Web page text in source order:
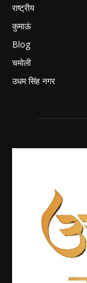
राष्ट्रीय
कुमाऊं
Blog
चमोली
उधम सिंह नगर